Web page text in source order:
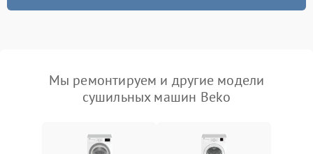
Мы ремонтируем и другие модели
сушильных машин Beko